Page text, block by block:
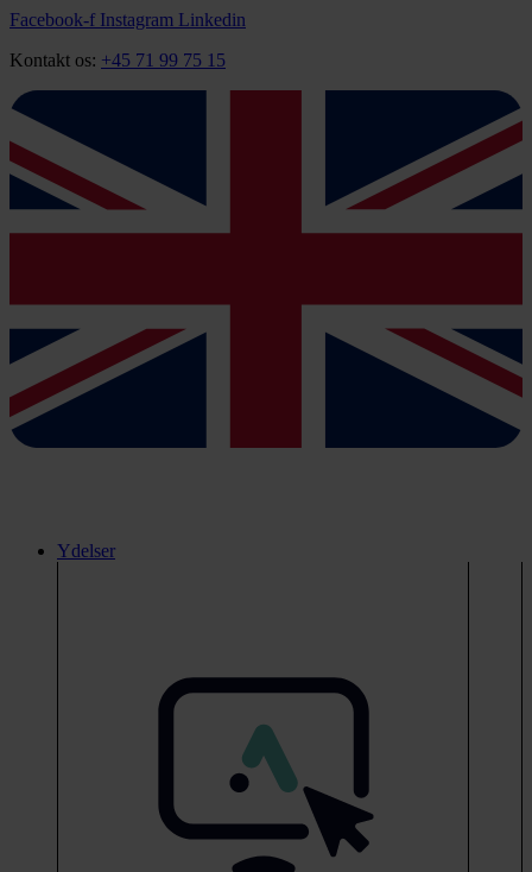
Videre
indhold
Facebook-f Instagram Linkedin
Kontakt os: +45 71 99 75 15
Ydelser